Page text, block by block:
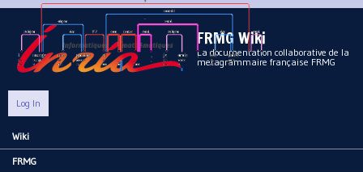
Aller au contenu principal
FRMG Wiki
La documentation collaborative de la
metagrammaire française FRMG
Log In
Main menu
Wiki
FRMG